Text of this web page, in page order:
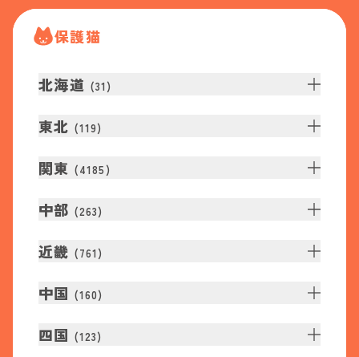
保護猫
北海道 (31 )
東北 (119)
関東 (4185 )
中部 (263)
近畿 (761 )
中国 (160)
四国 (123)